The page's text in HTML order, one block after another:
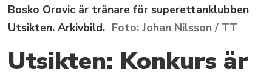
Bosko Orovic är tränare för superettanklubben
Utsikten. Arkivbild.
Johan Nilsson / TT
Utsikten: Konkurs är